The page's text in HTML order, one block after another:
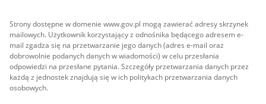
Strony dostępne w domenie www.gov.pl mogą zawierać adresy skrzynek
mailowych. Użytkownik korzystający z odnośnika będącego adresem e-
mail zgadza się na przetwarzanie jego danych (adres e-mail oraz
dobrowolnie podanych danych w wiadomości) w celu przesłania
odpowiedzi na przesłane pytania. Szczegóły przetwarzania danych przez
każdą z jednostek znajdują się w ich politykach przetwarzania danych
osobowych.